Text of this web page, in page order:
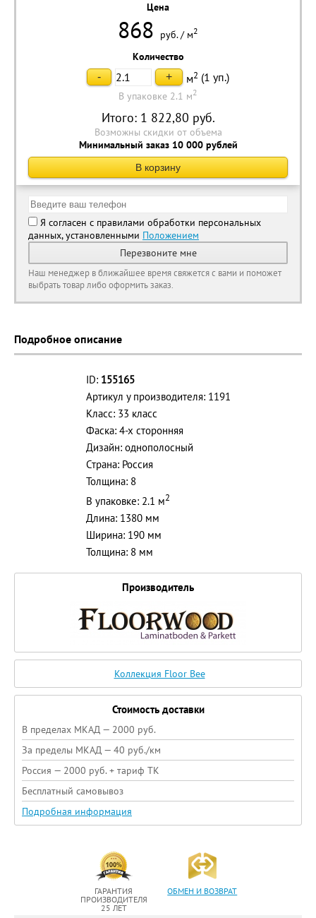
Цена
868 руб./ м2
Количество
- + м2 (1 уп.)
В упаковке 2.1 м2
Итого: 1 822,80 руб.
Возможны скидки от объема
Минимальный заказ 10 000 рублей
В корзину
Я согласен с правилами обработки персональных
данных, установленными Положением
Перезвоните мне
Наш менеджер в ближайшее время свяжется с вами и поможет
выбрать товар либо оформить заказ.
Подробное описание
ID: 155165
Артикул у производителя: 1191
Класс: 33 класс
Фаска: 4-х сторонняя
Дизайн: однополосный
Страна: Россия
Толщина: 8
В упаковке: 2.1 м2
Длина: 1380 мм
Ширина: 190 мм
Толщина: 8 мм
Производитель
Коллекция Floor Bee
Стоимость доставки
В пределах МКАД — 2000 руб.
За пределы МКАД — 40 руб./км
Россия — 2000 руб. + тариф ТК
Бесплатный самовывоз
Подробная информация
ГАРАНТИЯ
ПРОИЗВОДИТЕЛЯ
25 ЛЕТ
ОБМЕН И ВОЗВРАТ